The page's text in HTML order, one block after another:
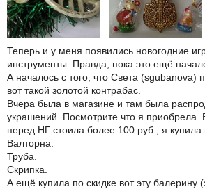
Теперь и у меня появились новогодние
инструменты. Правда, пока это ещё
А началось с того, что Света (sgubanova)
вот такой золотой контрабас.
Вчера была в магазине и там была
украшений. Посмотрите что я приобрела.
перед НГ стоила более 100 руб., я купила
Валторна.
Труба.
Скрипка.
А ещё купила по скидке вот эту балерину